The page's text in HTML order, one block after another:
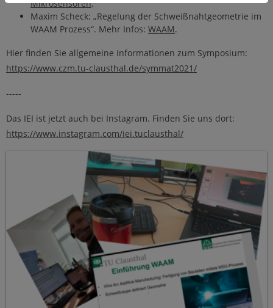
Mikrosensoren.
Maxim Scheck: „Regelung der Schweißnahtgeometrie im
WAAM Prozess“. Mehr Infos: WAAM.
Hier finden Sie allgemeine Informationen zum Symposium:
https://www.czm.tu-clausthal.de/symmat2021/
-----
Das IEI ist jetzt auch bei Instagram. Finden Sie uns dort:
https://www.instagram.com/iei.tuclausthal/